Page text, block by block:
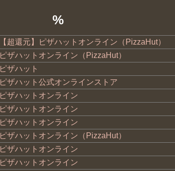
%
【超還元】ピザハットオンライン（PizzaHut）
ピザハットオンライン（PizzaHut）
ピザハット
ピザハット公式オンラインストア
ピザハットオンライン
ピザハットオンライン
ピザハットオンライン
ピザハットオンライン（PizzaHut）
ピザハットオンライン
ピザハットオンライン